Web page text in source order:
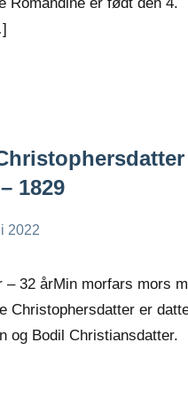
1829
2022
– 32 årMin morfars mors
Christophersdatter er
og Bodil Christiansdatter.